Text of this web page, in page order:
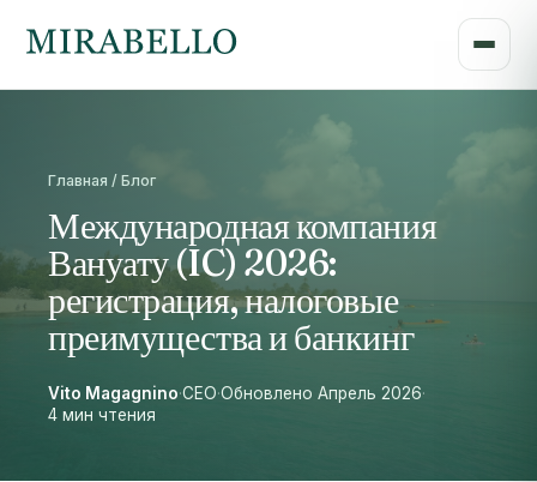
Главная / Блог
Международная компания
Вануату (IC) 2026:
регистрация, налоговые
преимущества и банкинг
Vito Magagnino·CEO·Обновлено Апрель 2026·
4 мин чтения